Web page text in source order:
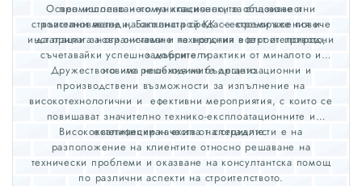
промишлено и комуникационно, за опазване и
възстановяване на околната среда - екосъоръжения и
инсталации за ограничаване на вредния ефект от природни
замърсители.
Освен използването на класическите общоизвестни
строителни методи, Балканстрой KK се стреми все повече
да прилага нови системи и технологии в строителството,
съчетавайки успешно добрите практики от миналото и
новите решения на бъдещето.
​Дружеството има необходимите организационни и
производствени възможности за изпълнение на
високотехнологични и ефективни мероприятия, с които се
повишават значително технико-експлоатационните и
естетически качества на сградите.
Висококвалифициран екип от специалисти е на
разположение на клиентите относно решаване на
технически проблеми и оказване на консултантска помощ
по различни аспекти на строителството.